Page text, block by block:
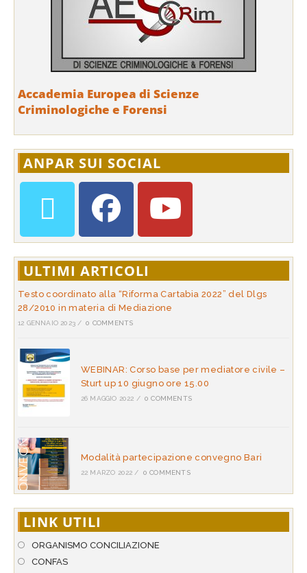
Accademia Europea di Scienze
Criminologiche e Forensi
ANPAR SUI SOCIAL
ULTIMI ARTICOLI
Testo coordinato alla “Riforma Cartabia 2022” del Dlgs
28/2010 in materia di Mediazione
12 GENNAIO 2023 / 0 COMMENTS
WEBINAR: Corso base per mediatore civile –
Sturt up 10 giugno ore 15.00
26 MAGGIO 2022 / 0 COMMENTS
Modalità partecipazione convegno Bari
22 MARZO 2022 / 0 COMMENTS
LINK UTILI
ORGANISMO CONCILIAZIONE
CONFAS